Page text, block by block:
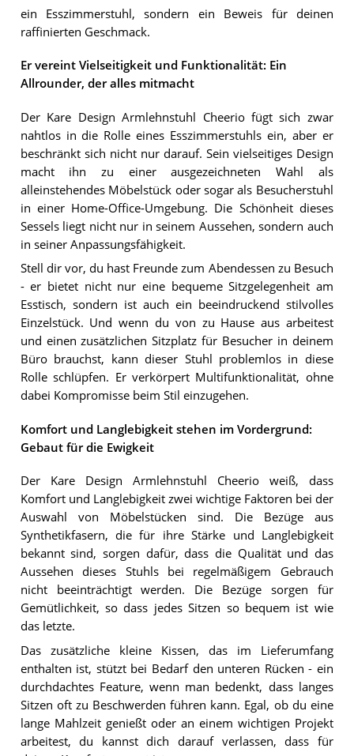
ein Esszimmerstuhl, sondern ein Beweis für deinen
raffinierten Geschmack.
Er vereint Vielseitigkeit und Funktionalität: Ein
Allrounder, der alles mitmacht
Der Kare Design Armlehnstuhl Cheerio fügt sich zwar
nahtlos in die Rolle eines Esszimmerstuhls ein, aber er
beschränkt sich nicht nur darauf. Sein vielseitiges Design
macht ihn zu einer ausgezeichneten Wahl als
alleinstehendes Möbelstück oder sogar als Besucherstuhl
in einer Home-Office-Umgebung. Die Schönheit dieses
Sessels liegt nicht nur in seinem Aussehen, sondern auch
in seiner Anpassungsfähigkeit.
Stell dir vor, du hast Freunde zum Abendessen zu Besuch
- er bietet nicht nur eine bequeme Sitzgelegenheit am
Esstisch, sondern ist auch ein beeindruckend stilvolles
Einzelstück. Und wenn du von zu Hause aus arbeitest
und einen zusätzlichen Sitzplatz für Besucher in deinem
Büro brauchst, kann dieser Stuhl problemlos in diese
Rolle schlüpfen. Er verkörpert Multifunktionalität, ohne
dabei Kompromisse beim Stil einzugehen.
Komfort und Langlebigkeit stehen im Vordergrund:
Gebaut für die Ewigkeit
Der Kare Design Armlehnstuhl Cheerio weiß, dass
Komfort und Langlebigkeit zwei wichtige Faktoren bei der
Auswahl von Möbelstücken sind. Die Bezüge aus
Synthetikfasern, die für ihre Stärke und Langlebigkeit
bekannt sind, sorgen dafür, dass die Qualität und das
Aussehen dieses Stuhls bei regelmäßigem Gebrauch
nicht beeinträchtigt werden. Die Bezüge sorgen für
Gemütlichkeit, so dass jedes Sitzen so bequem ist wie
das letzte.
Das zusätzliche kleine Kissen, das im Lieferumfang
enthalten ist, stützt bei Bedarf den unteren Rücken - ein
durchdachtes Feature, wenn man bedenkt, dass langes
Sitzen oft zu Beschwerden führen kann. Egal, ob du eine
lange Mahlzeit genießt oder an einem wichtigen Projekt
arbeitest, du kannst dich darauf verlassen, dass für